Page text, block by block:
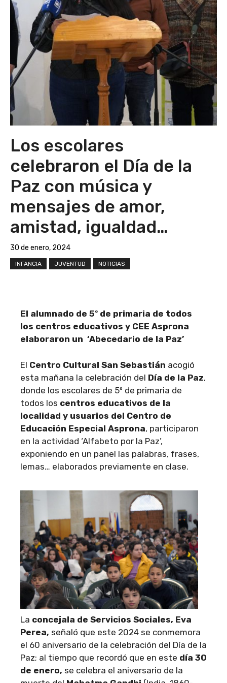
Los escolares
celebraron el Día de la
Paz con música y
mensajes de amor,
amistad, igualdad…
30 de enero, 2024
INFANCIA JUVENTUD NOTICIAS
El alumnado de 5º de primaria de todos
los centros educativos y CEE Asprona
elaboraron un ‘Abecedario de la Paz’
El Centro Cultural San Sebastián acogió
esta mañana la celebración del Día de la Paz,
donde los escolares de 5º de primaria de
todos los centros educativos de la
localidad y usuarios del Centro de
Educación Especial Asprona, participaron
en la actividad ‘Alfabeto por la Paz’,
exponiendo en un panel las palabras, frases,
lemas… elaborados previamente en clase.
La concejala de Servicios Sociales, Eva
Perea, señaló que este 2024 se conmemora
el 60 aniversario de la celebración del Día de la
Paz; al tiempo que recordó que en este día 30
de enero, se celebra el aniversario de la